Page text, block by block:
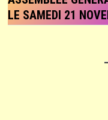
LE SAMEDI 21